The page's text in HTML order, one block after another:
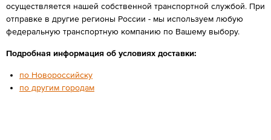
осуществляется нашей собственной транспортной службой. При
отправке в другие регионы России - мы используем любую
федеральную транспортную компанию по Вашему выбору.
Подробная информация об условиях доставки:
по Новороссийску
по другим городам